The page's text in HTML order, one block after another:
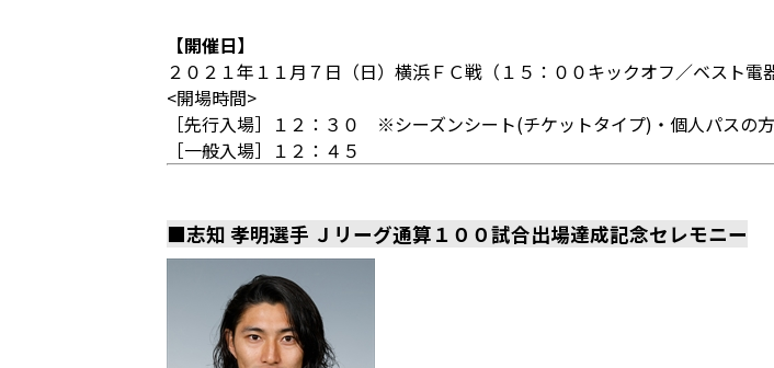
【開催日】
２０２１年１１月７日（日）横浜ＦＣ戦（１５：００キックオフ／ベスト電
<開場時間>
［先行入場］１２：３０ ※シーズンシート(チケットタイプ)・個人パスの
［一般入場］１２：４５
■志知 孝明選手 Ｊリーグ通算１００試合出場達成記念セレモニー